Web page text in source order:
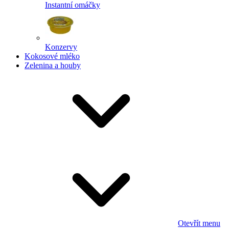
Instantní omáčky
Konzervy
Kokosové mléko
Zelenina a houby
Otevřít menu